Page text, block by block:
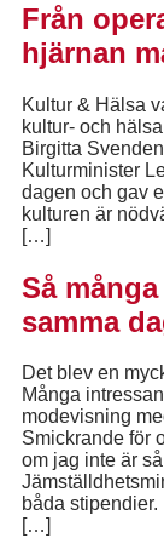
Från
hjärnan
Kultur & Hälsa
kultur- och
Birgitta
Kulturminister
dagen och gav
kulturen är
[…]
Så
samma
Det blev en
Många
modevisning
Smickrande för
om jag inte är
båda
[…]